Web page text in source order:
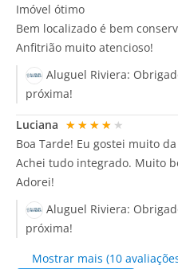
Imóvel ótimo
Bem localizado é bem
Anfitrião muito atencioso!
Aluguel Riviera:
próxima!
Luciana ★★★★★
Boa Tarde! Eu gostei muito
Achei tudo integrado. Muito
Adorei!
Aluguel Riviera:
próxima!
Mostrar mais (10